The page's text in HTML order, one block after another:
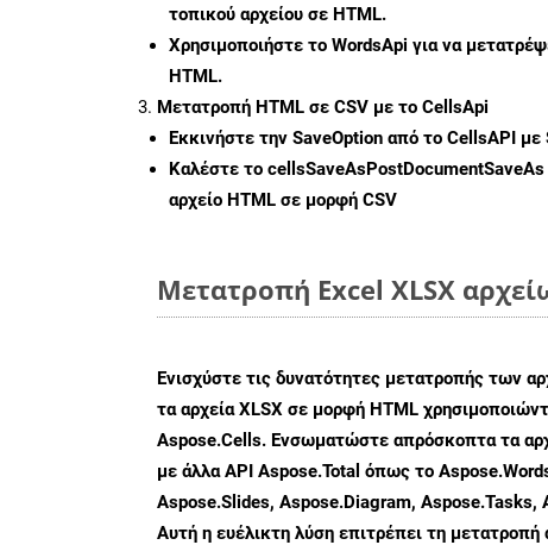
τοπικού αρχείου σε HTML.
Χρησιμοποιήστε το WordsApi για να
HTML.
Μετατροπή HTML σε CSV με το CellsApi
Εκκινήστε την SaveOption από το CellsAPI με
Καλέστε το cellsSaveAsPostDocumentSaveAs
αρχείο HTML σε μορφή CSV
Μετατροπή Excel XLSX
Ενισχύστε τις δυνατότητες μετατροπής των
τα αρχεία XLSX σε μορφή HTML
Aspose.Cells. Ενσωματώστε απρόσκοπτα τα
με άλλα API Aspose.Total όπως το
Aspose.Slides, Aspose.Diagram, Aspose.Tasks,
Αυτή η ευέλικτη λύση επιτρέπει τη